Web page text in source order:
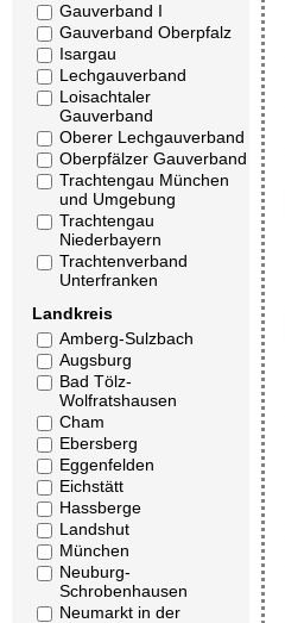
Gauverband I
Gauverband Oberpfalz
Isargau
Lechgauverband
Loisachtaler
Gauverband
Oberer Lechgauverband
Oberpfälzer Gauverband
Trachtengau München
und Umgebung
Trachtengau
Niederbayern
Trachtenverband
Unterfranken
Landkreis
Amberg-Sulzbach
Augsburg
Bad Tölz-
Wolfratshausen
Cham
Ebersberg
Eggenfelden
Eichstätt
Hassberge
Landshut
München
Neuburg-
Schrobenhausen
Neumarkt in der